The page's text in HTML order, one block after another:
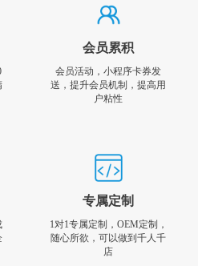
会员累积
会员活动，小程序卡券发
送，提升会员机制，提高用
户粘性
专属定制
1对1专属定制，OEM定制，
随心所欲，可以做到千人千
店